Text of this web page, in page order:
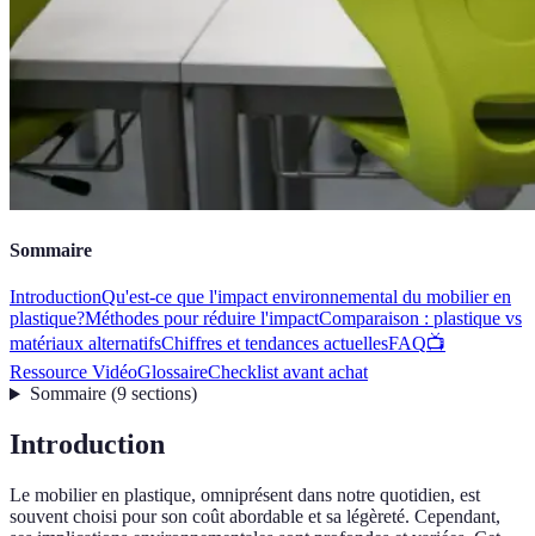
Sommaire
IntroductionQu'est-ce que l'impact environnemental du mobilier en
plastique?Méthodes pour réduire l'impactComparaison : plastique vs
matériaux alternatifsChiffres et tendances actuellesFAQ📺
Ressource VidéoGlossaireChecklist avant achat
Sommaire(9 sections)
Introduction
Le mobilier en plastique, omniprésent dans notre quotidien, est
souvent choisi pour son coût abordable et sa légèreté. Cependant,